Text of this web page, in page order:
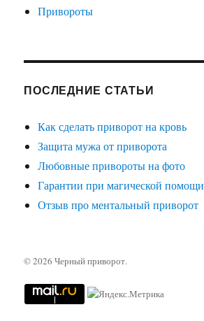
Привороты
ПОСЛЕДНИЕ СТАТЬИ
Как сделать приворот на кровь
Защита мужа от приворота
Любовные привороты на фото
Гарантии при магической помощи
Отзыв про ментальный приворот
© 2026Черный приворот.